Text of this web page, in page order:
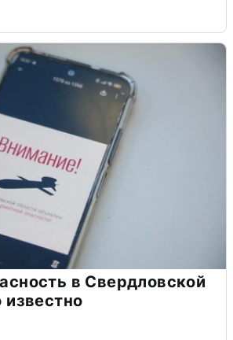
в Свердловской
известно